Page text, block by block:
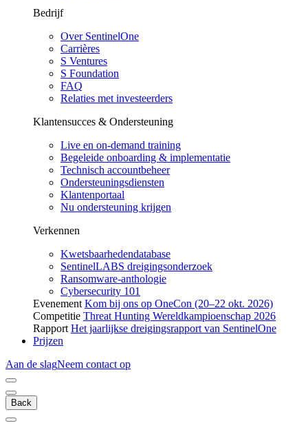
Bedrijf
Over SentinelOne
Carrières
S Ventures
S Foundation
FAQ
Relaties met investeerders
Klantensucces & Ondersteuning
Live en on-demand training
Begeleide onboarding & implementatie
Technisch accountbeheer
Ondersteuningsdiensten
Klantenportaal
Nu ondersteuning krijgen
Verkennen
Kwetsbaarhedendatabase
SentinelLABS dreigingsonderzoek
Ransomware-anthologie
Cybersecurity 101
Evenement Kom bij ons op OneCon (20–22 okt. 2026)
Competitie Threat Hunting Wereldkampioenschap 2026
Rapport Het jaarlijkse dreigingsrapport van SentinelOne
Prijzen
Aan de slagNeem contact op
Back